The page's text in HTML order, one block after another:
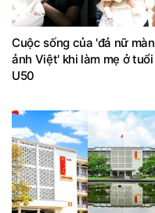
Cuộc sống của 'đả nữ màn
ảnh Việt' khi làm mẹ ở tuổi
U50